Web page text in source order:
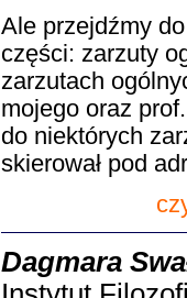
Ale przejdźmy
części: zarzuty
zarzutach
mojego oraz
do niektórych
skierował pod
Dagmara